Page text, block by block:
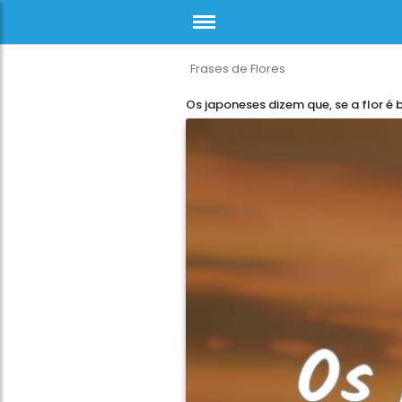
Frases de Flores
Os japoneses dizem que, se a flor é